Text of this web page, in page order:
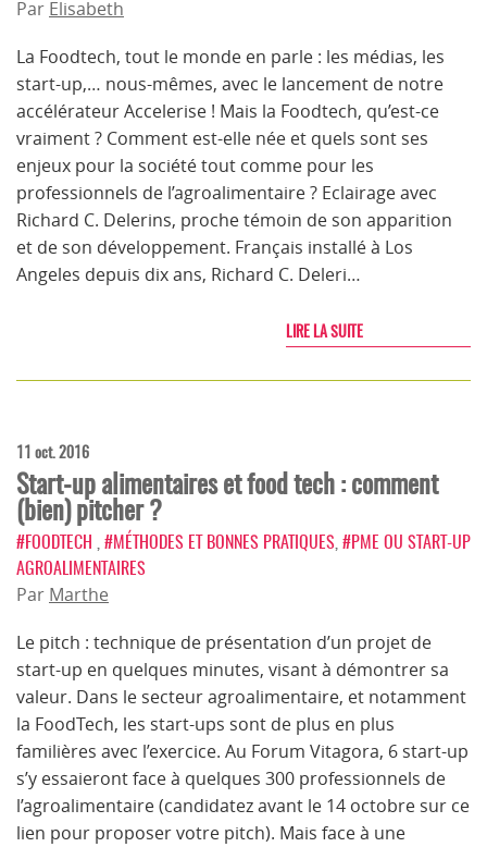
Par Elisabeth
La Foodtech, tout le monde en parle : les médias, les
start-up,… nous-mêmes, avec le lancement de notre
accélérateur Accelerise ! Mais la Foodtech, qu’est-ce
vraiment ? Comment est-elle née et quels sont ses
enjeux pour la société tout comme pour les
professionnels de l’agroalimentaire ? Eclairage avec
Richard C. Delerins, proche témoin de son apparition
et de son développement. Français installé à Los
Angeles depuis dix ans, Richard C. Deleri…
LIRE LA SUITE
11 oct. 2016
Start-up alimentaires et food tech : comment
(bien) pitcher ?
#FOODTECH #MÉTHODES ET BONNES PRATIQUES #PME OU START-UP
AGROALIMENTAIRES
Par Marthe
Le pitch : technique de présentation d’un projet de
start-up en quelques minutes, visant à démontrer sa
valeur. Dans le secteur agroalimentaire, et notamment
la FoodTech, les start-ups sont de plus en plus
familières avec l’exercice. Au Forum Vitagora, 6 start-up
s’y essaieront face à quelques 300 professionnels de
l’agroalimentaire (candidatez avant le 14 octobre sur ce
lien pour proposer votre pitch). Mais face à une